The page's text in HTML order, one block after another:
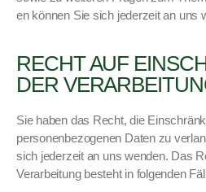
en kön­nen Sie sich jed­erzeit an uns
RECHT AUF
DER
Sie haben das Recht, die
per­so­n­en­be­zo­ge­nen Dat­en zu
sich jed­erzeit an uns wen­den. Das
Ver­ar­beitung beste­ht in fol­gen­den